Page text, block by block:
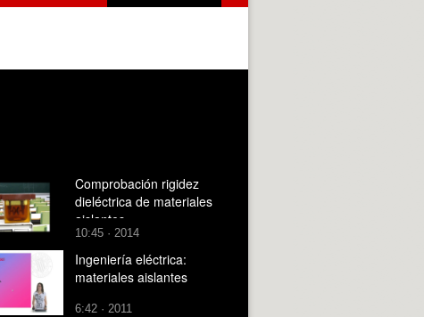
Comprobación rigidez
dieléctrica de materiales
aislantes
10:45 · 2014
Ingeniería eléctrica:
materiales aislantes
6:42 · 2011